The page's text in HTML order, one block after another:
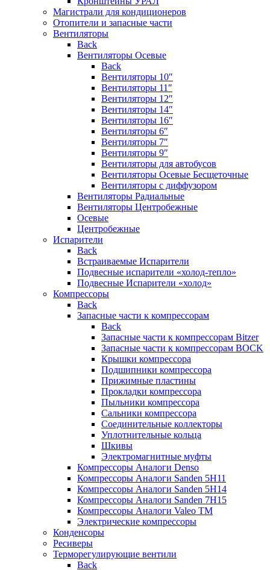
Магистрали для кондиционеров
Отопители и запасные части
Вентиляторы
Back
Вентиляторы Осевые
Back
Вентиляторы 10″
Вентиляторы 11″
Вентиляторы 12″
Вентиляторы 14″
Вентиляторы 16″
Вентиляторы 6″
Вентиляторы 7″
Вентиляторы 9″
Вентиляторы для автобусов
Вентиляторы Осевые Бесщеточные
Вентиляторы с диффузором
Вентиляторы Радиальные
Вентиляторы Центробежные
Осевые
Центробежные
Испарители
Back
Встраиваемые Испарители
Подвесные испарители «холод-тепло»
Подвесные Испарители «холод»
Компрессоры
Back
Запасные части к компрессорам
Back
Запасные части к компрессорам Bitzer
Запасные части к компрессорам BOCK
Крышки компрессора
Подшипники компрессора
Прижимные пластины
Прокладки компрессора
Пыльники компрессора
Сальники компрессора
Соединительные коллекторы
Уплотнительные кольца
Шкивы
Электромагнитные муфты
Компрессоры Аналоги Denso
Компрессоры Аналоги Sanden 5H11
Компрессоры Аналоги Sanden 5H14
Компрессоры Аналоги Sanden 7H15
Компрессоры Аналоги Valeo ТМ
Электрические компрессоры
Конденсоры
Ресиверы
Терморегулирующие вентили
Back